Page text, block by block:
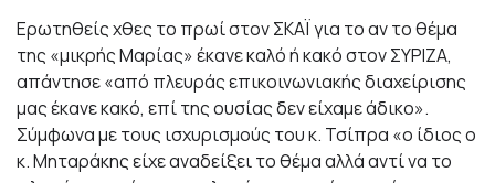
Ερωτηθείς χθες το πρωί στον ΣΚΑΪ για το αν το θέμα
της «μικρής Μαρίας» έκανε καλό ή κακό στον ΣΥΡΙΖΑ,
απάντησε «από πλευράς επικοινωνιακής διαχείρισης
μας έκανε κακό, επί της ουσίας δεν είχαμε άδικο».
Σύμφωνα με τους ισχυρισμούς του κ. Τσίπρα «ο ίδιος ο
κ. Μηταράκης είχε αναδείξει το θέμα αλλά αντί να το